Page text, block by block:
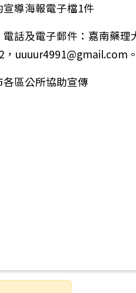
導海報電子檔1件
話及電子郵件：嘉南藥理
，uuuur4991@gmail.com。
區公所協助宣傳